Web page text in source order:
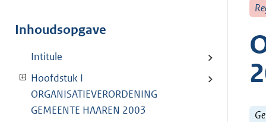
Inhoudsopgave
Intitule
Hoofdstuk I
ORGANISATIEVERORDENING
GEMEENTE HAAREN 2003